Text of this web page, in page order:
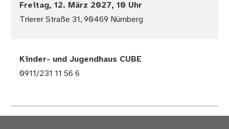
Freitag, 12. März 2027, 10 Uhr
Trierer Straße 31, 90469 Nürnberg
Kinder- und Jugendhaus CUBE
0911/231 11 56 6